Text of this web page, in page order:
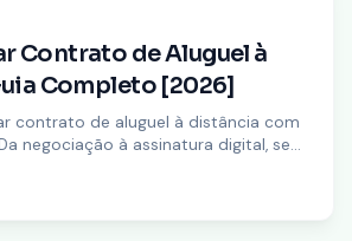
Contrato de Aluguel à
Completo [2026]
contrato de aluguel à distância com
negociação à assinatura digital, sem